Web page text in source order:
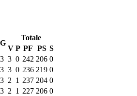
G
Totale
V P PF PS S
3 3 0 242 206 0
3 3 0 236 219 0
3 2 1 237 204 0
3 2 1 227 206 0